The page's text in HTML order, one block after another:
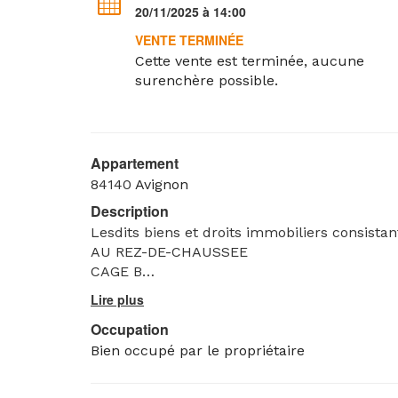
20/11/2025 à 14:00
VENTE TERMINÉE
Cette vente est terminée, aucune
surenchère possible.
Appartement
84140 Avignon
Description
Lesdits biens et droits immobiliers
AU REZ-DE-CHAUSSEE
CAGE B
Lot numéro deux cent soixante-deux (262) :
Au rez-de-chaussée, UN APPARTEMENT
comprenant un séjour/cuisine, deux
WC, entrée, une terrasse d’une surface de
Occupation
Bien occupé par le propriétaire